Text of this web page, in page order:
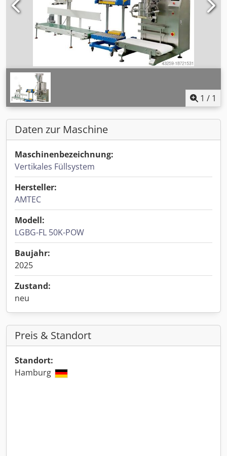
1 / 1
Daten zur Maschine
Maschinenbezeichnung:
Vertikales Füllsystem
Hersteller:
AMTEC
Modell:
LGBG-FL 50K-POW
Baujahr:
2025
Zustand:
neu
Preis & Standort
Standort:
Hamburg